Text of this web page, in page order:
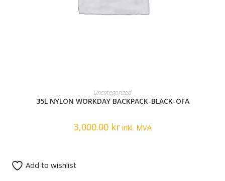
READ MORE
Uncategorized
35L NYLON WORKDAY BACKPACK-BLACK-OFA
3,000.00 krinkl. MVA
Add to wishlist